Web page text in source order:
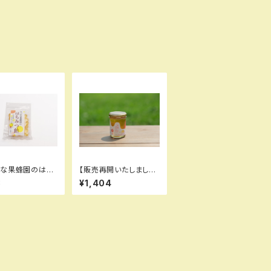
果蜂園のはち
【販売再開いたしまし
た！】宮島はちみつ (初
夏) 120g
¥1,404